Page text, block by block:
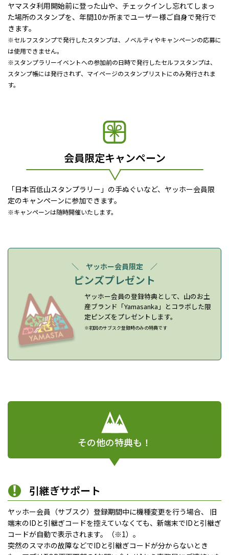
ヤマスタ利用開始前に登った山や、チェックインし忘れてしまっ
た場所のスタンプを、年間10か所までユーザー様ご自身で発行で
きます。
※セルフスタンプで発行したスタンプは、ノベルティやキャンペーンの応募に
は使用できません。
※スタンプラリーイベントへの参加前の日時で発行したセルフスタンプは、
スタンプ帳には発行されず、マイページのスタンプリストにのみ発行されま
す。
会員限定キャンペーン
「日本百低山スタンプラリー」の手ぬぐいなど、ヤッホー会員限
定のキャンペーンに参加できます。
※キャンペーンは随時開催いたします。
＼ ヤッホー会員限定 ／
ピンズプレゼント
ヤッホー会員の登録特典として、山のお土
産ブランド「Yamasanka」とコラボした限
定ピンズをプレゼントします。
※初回のサブスク登録時のみの特典です
その他の特典も！
引継ぎサポート
ヤッホー会員（サブスク）登録期間中に機種変更を行う場合、 旧
端末のIDと引継ぎコードを控えていなくても、新端末でIDと引継ぎ
コードが自動で表示されます。（※1）。
突然のスマホの故障などでIDと引継ぎコードが分からないとき